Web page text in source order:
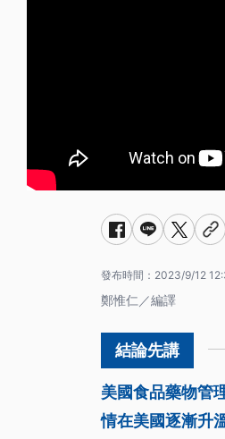
發布時間： 2023/9/12
鄭惟仁／編譯
美國食品藥物管
情在美國逐漸升